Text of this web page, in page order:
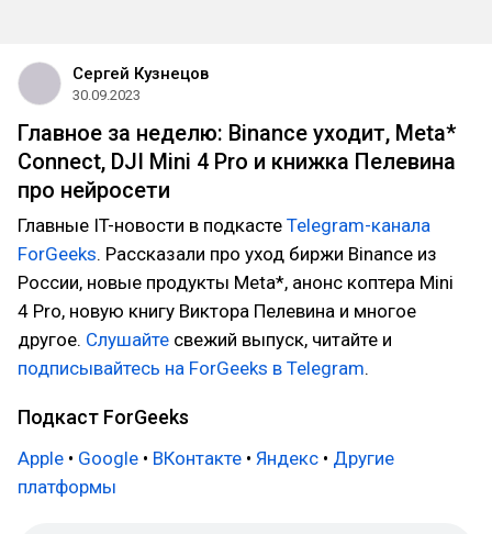
Сергей Кузнецов
30.09.2023
Главное за неделю: Binance уходит, Meta*
Connect, DJI Mini 4 Pro и книжка Пелевина
про нейросети
Главные IT-новости в подкасте Telegram-канала
ForGeeks. Рассказали про уход биржи Binance из
России, новые продукты Meta*, анонс коптера Mini
4 Pro, новую книгу Виктора Пелевина и многое
другое. Слушайте свежий выпуск, читайте и
подписывайтесь на ForGeeks в Telegram.
Подкаст ForGeeks
Apple • Google • ВКонтакте • Яндекс • Другие
платформы